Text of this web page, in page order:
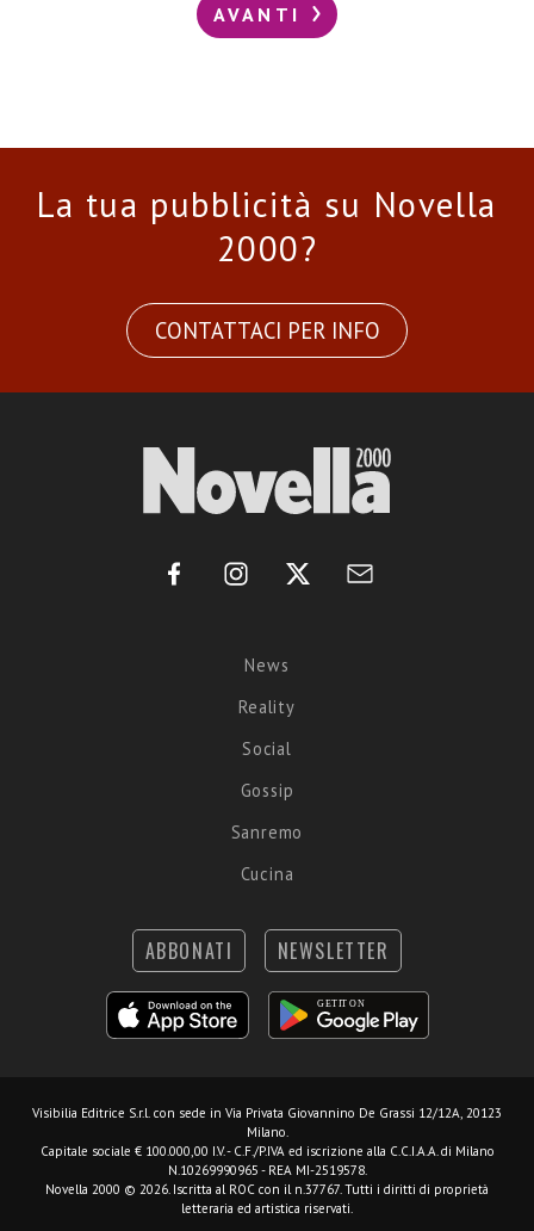
AVANTI
La tua pubblicità su Novella
2000?
CONTATTACI PER INFO
News
Reality
Social
Gossip
Sanremo
Cucina
ABBONATI NEWSLETTER
Visibilia Editrice S.r.l. con sede in Via Privata Giovannino De Grassi 12/12A, 20123
Milano.
Capitale sociale € 100.000,00 I.V. - C.F./P.IVA ed iscrizione alla C.C.I.A.A. di Milano
N.10269990965 - REA MI-2519578.
Novella 2000 © 2026. Iscritta al ROC con il n.37767. Tutti i diritti di proprietà
letteraria ed artistica riservati.